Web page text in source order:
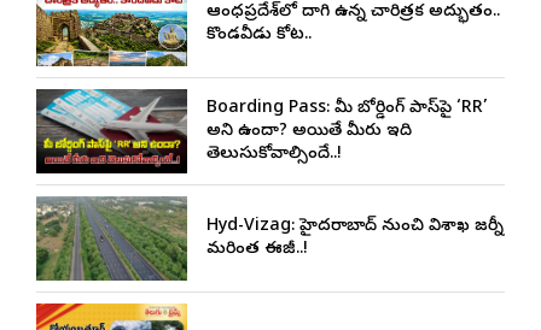
ఆంధ్రప్రదేశ్‌లో దాగి ఉన్న చారిత్రక అద్భుతం..
కొండవీడు కోట..
Boarding Pass: మీ బోర్డింగ్ పాస్‌పై ‘RR’
అని ఉందా? అయితే మీరు ఇది
తెలుసుకోవాల్సిందే..!
Hyd-Vizag: హైదరాబాద్ నుంచి విశాఖ జర్నీ
మరింత ఈజీ..!